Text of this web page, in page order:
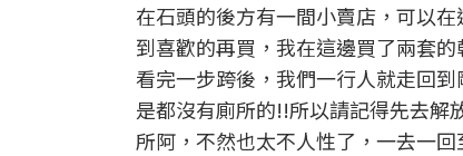
在石頭的後方有一間小賣店，可以
到喜歡的再買，我在這邊買了兩套
看完一步跨後，我們一行人就走回
是都沒有廁所的!!所以請記得先去解
所阿，不然也太不人性了，一去一回